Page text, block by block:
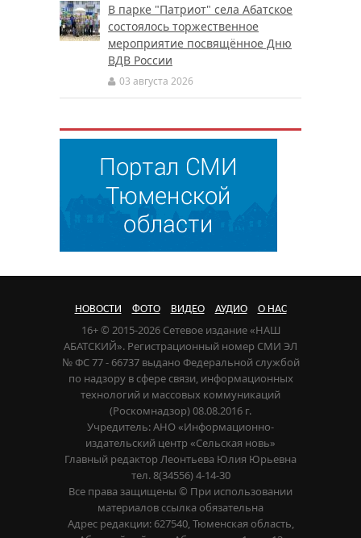
В парке "Патриот" села Абатское
состоялось торжественное
мероприятие посвящённое Дню
ВДВ России
03 августа 2026
НОВОСТИ ФОТО ВИДЕО АУДИО О НАС
16+ © 2015-2026 Сетевое издание «НАШ
АБАТСКИЙ». Регистрационный номер СМИ ЭЛ
№ ФС 77 - 66737 выдано Федеральной службой
по надзору в сфере связи, информационных
технологий и массовых коммуникаций
(Роскомнадзор) 08.08.2016 г.
Учредитель: АНО «Информационно-
издательский центр «Сельская новь»
Главный редактор Леонтьева Юлия Юрьевна
тел. 8(34556) 4-14-30
Все права защищены © При использовании
материалов ссылка обязательна
Адрес редакции: 627540, Тюменская область,